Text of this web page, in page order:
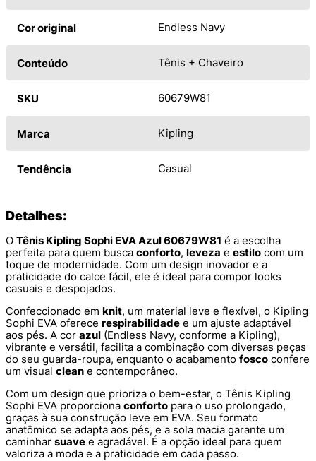
Cor original Endless Navy
Conteúdo Tênis + Chaveiro
SKU 60679W81
Marca Kipling
Tendência Casual
Detalhes:
O Tênis Kipling Sophi EVA Azul 60679W81 é a escolha
perfeita para quem busca conforto, leveza e estilo com um
toque de modernidade. Com um design inovador e a
praticidade do calce fácil, ele é ideal para compor looks
casuais e despojados.
Confeccionado em knit, um material leve e flexível, o Kipling
Sophi EVA oferece respirabilidade e um ajuste adaptável
aos pés. A cor azul (Endless Navy, conforme a Kipling),
vibrante e versátil, facilita a combinação com diversas peças
do seu guarda-roupa, enquanto o acabamento fosco confere
um visual clean e contemporâneo.
Com um design que prioriza o bem-estar, o Tênis Kipling
Sophi EVA proporciona conforto para o uso prolongado,
graças à sua construção leve em EVA. Seu formato
anatômico se adapta aos pés, e a sola macia garante um
caminhar suave e agradável. É a opção ideal para quem
valoriza a moda e a praticidade em cada passo.